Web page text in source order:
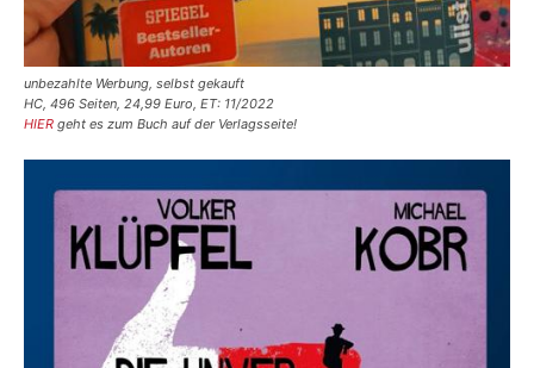
unbezahlte Werbung, selbst gekauft
HC, 496 Seiten, 24,99 Euro, ET: 11/2022
HIER geht es zum Buch auf der Verlagsseite!